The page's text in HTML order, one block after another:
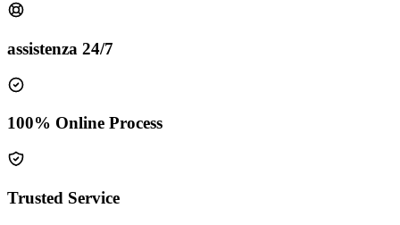
assistenza 24/7
100% Online Process
Trusted Service